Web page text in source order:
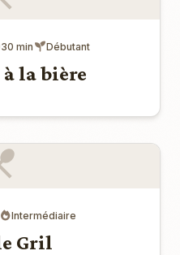
30 min Débutant
la bière
Intermédiaire
Gril